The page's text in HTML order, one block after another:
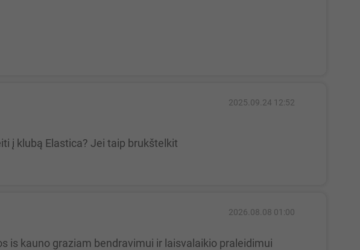
2025.09.24 12:52
į klubą Elastica? Jei taip brukštelkit
2026.08.08 01:00
is kauno graziam bendravimui ir laisvalaikio praleidimui